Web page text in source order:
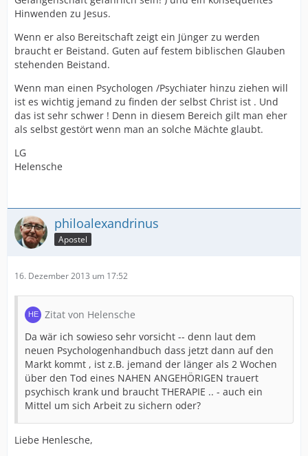
Hinwenden zu Jesus.
Wenn er also Bereitschaft zeigt ein Jünger zu werden
braucht er Beistand. Guten auf festem biblischen Glauben
stehenden Beistand.
Wenn man einen Psychologen /Psychiater hinzu ziehen will
ist es wichtig jemand zu finden der selbst Christ ist . Und
das ist sehr schwer ! Denn in diesem Bereich gilt man eher
als selbst gestört wenn man an solche Mächte glaubt.
LG
Helensche
philoalexandrinus
Apostel
16. Dezember 2013 um 17:52
Zitat von Helensche
Da wär ich sowieso sehr vorsicht -- denn laut dem
neuen Psychologenhandbuch dass jetzt dann auf den
Markt kommt , ist z.B. jemand der länger als 2 Wochen
über den Tod eines NAHEN ANGEHÖRIGEN trauert
psychisch krank und braucht THERAPIE .. - auch ein
Mittel um sich Arbeit zu sichern oder?
Liebe Henlesche,